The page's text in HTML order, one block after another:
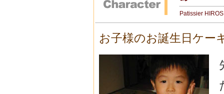
Patissier
お子様のお誕生日ケー